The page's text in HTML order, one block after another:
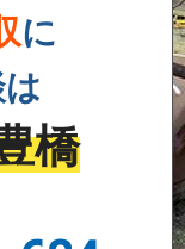
に
橋